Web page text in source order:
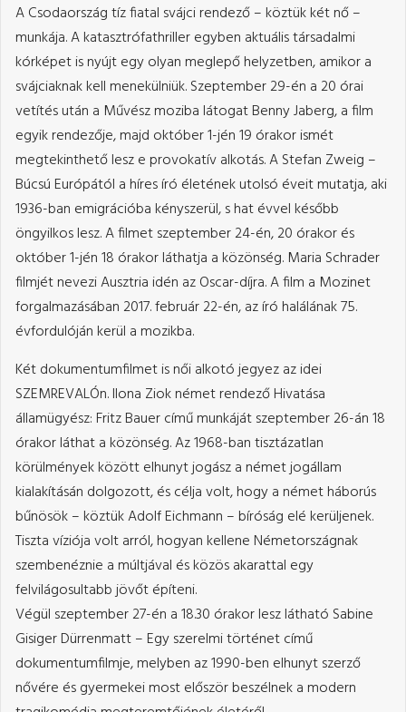
A Csodaország tíz fiatal svájci rendező – köztük két nő –
munkája. A katasztrófathriller egyben aktuális társadalmi
kórképet is nyújt egy olyan meglepő helyzetben, amikor a
svájciaknak kell menekülniük. Szeptember 29-én a 20 órai
vetítés után a Művész moziba látogat Benny Jaberg, a film
egyik rendezője, majd október 1-jén 19 órakor ismét
megtekinthető lesz e provokatív alkotás. A Stefan Zweig –
Búcsú Európától a híres író életének utolsó éveit mutatja, aki
1936-ban emigrációba kényszerül, s hat évvel később
öngyilkos lesz. A filmet szeptember 24-én, 20 órakor és
október 1-jén 18 órakor láthatja a közönség. Maria Schrader
filmjét nevezi Ausztria idén az Oscar-díjra. A film a Mozinet
forgalmazásában 2017. február 22-én, az író halálának 75.
évfordulóján kerül a mozikba.
Két dokumentumfilmet is női alkotó jegyez az idei
SZEMREVALÓn. Ilona Ziok német rendező Hivatása
államügyész: Fritz Bauer című munkáját szeptember 26-án 18
órakor láthat a közönség. Az 1968-ban tisztázatlan
körülmények között elhunyt jogász a német jogállam
kialakításán dolgozott, és célja volt, hogy a német háborús
bűnösök – köztük Adolf Eichmann – bíróság elé kerüljenek.
Tiszta víziója volt arról, hogyan kellene Németországnak
szembenéznie a múltjával és közös akarattal egy
felvilágosultabb jövőt építeni.
Végül szeptember 27-én a 18.30 órakor lesz látható Sabine
Gisiger Dürrenmatt – Egy szerelmi történet című
dokumentumfilmje, melyben az 1990-ben elhunyt szerző
nővére és gyermekei most először beszélnek a modern